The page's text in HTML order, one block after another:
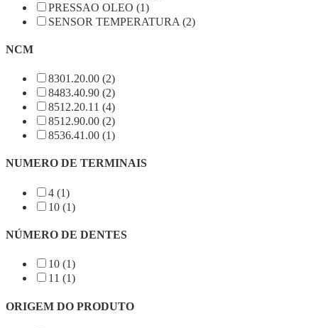
PRESSAO OLEO (1)
SENSOR TEMPERATURA (2)
NCM
8301.20.00 (2)
8483.40.90 (2)
8512.20.11 (4)
8512.90.00 (2)
8536.41.00 (1)
NUMERO DE TERMINAIS
4 (1)
10 (1)
NÚMERO DE DENTES
10 (1)
11 (1)
ORIGEM DO PRODUTO